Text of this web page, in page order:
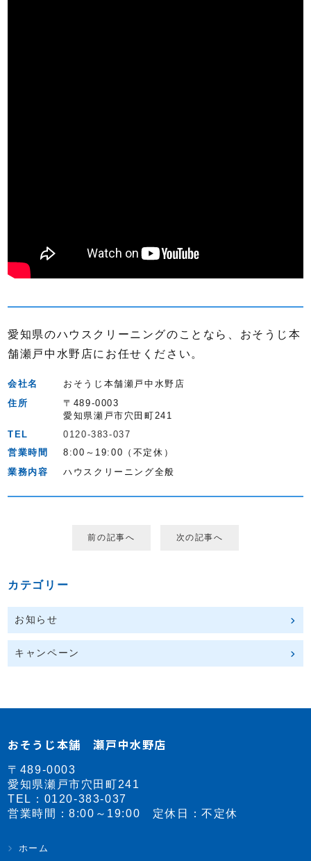
愛知県のハウスクリーニングのことなら、おそうじ本
舗瀬戸中水野店にお任せください。
会社名
おそうじ本舗瀬戸中水野店
住所
〒489-0003
愛知県瀬戸市穴田町241
TEL
0120-383-037
営業時間
8:00～19:00（不定休）
業務内容
ハウスクリーニング全般
前の記事へ 次の記事へ
カテゴリー
お知らせ
キャンペーン
おそうじ本舗 瀬戸中水野店
〒489-0003
愛知県瀬戸市穴田町241
TEL： 0120-383-037
営業時間：8:00～19:00 定休日：不定休
ホーム